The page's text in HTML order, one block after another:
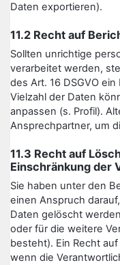
Daten exportieren).
11.2 Recht auf
Sollten unrichtige
verarbeitet werden,
des Art. 16 DSGVO
Vielzahl der Daten
anpassen (s. Profil).
Ansprechpartner, um
11.3 Recht auf
Einschränkung der
Sie haben unter den
einen Anspruch
Daten gelöscht
oder für die weitere
besteht). Ein Recht
wenn die